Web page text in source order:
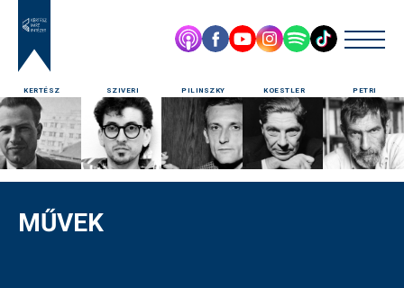
KERTÉSZ SZIVERI PILINSZKY KOESTLER PETRI
MŰVEK